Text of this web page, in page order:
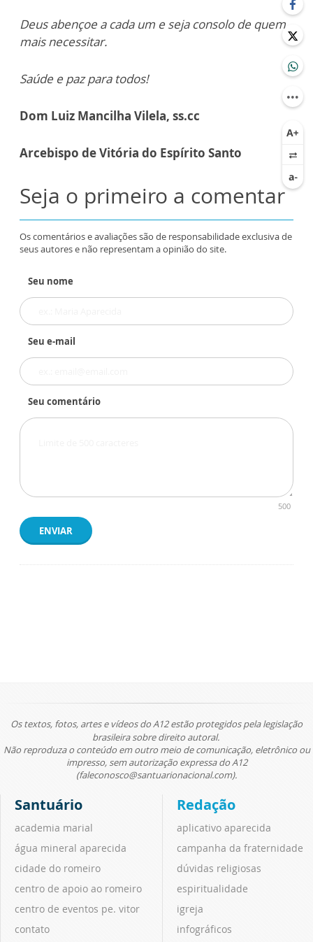
Deus abençoe a cada um e seja consolo de quem
mais necessitar.
Saúde e paz para todos!
Dom Luiz Mancilha Vilela, ss.cc
Arcebispo de Vitória do Espírito Santo
Seja o primeiro a comentar
Os comentários e avaliações são de responsabilidade exclusiva de
seus autores e não representam a opinião do site.
Seu nome
Seu e-mail
Seu comentário
500
ENVIAR
Os textos, fotos, artes e vídeos do A12 estão protegidos pela legislação
brasileira sobre direito autoral.
Não reproduza o conteúdo em outro meio de comunicação, eletrônico ou
impresso, sem autorização expressa do A12
(faleconosco@santuarionacional.com).
Santuário
academia marial
água mineral aparecida
cidade do romeiro
centro de apoio ao romeiro
centro de eventos pe. vitor
contato
Redação
aplicativo aparecida
campanha da fraternidade
dúvidas religiosas
espiritualidade
igreja
infográficos